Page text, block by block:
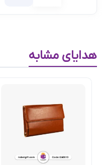
هدایای مشابه